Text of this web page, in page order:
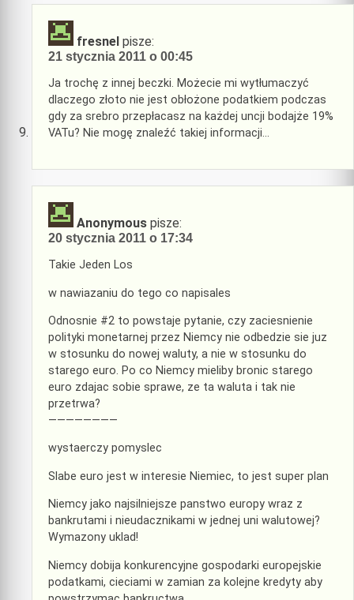
fresnel pisze:
21 stycznia 2011 o 00:45
Ja trochę z innej beczki. Możecie mi wytłumaczyć
dlaczego złoto nie jest obłożone podatkiem podczas
gdy za srebro przepłacasz na każdej uncji bodajże 19%
VATu? Nie mogę znaleźć takiej informacji…
Anonymous pisze:
20 stycznia 2011 o 17:34
Takie Jeden Los
w nawiazaniu do tego co napisales
Odnosnie #2 to powstaje pytanie, czy zaciesnienie
polityki monetarnej przez Niemcy nie odbedzie sie juz
w stosunku do nowej waluty, a nie w stosunku do
starego euro. Po co Niemcy mieliby bronic starego
euro zdajac sobie sprawe, ze ta waluta i tak nie
przetrwa?
————————
wystaerczy pomyslec
Slabe euro jest w interesie Niemiec, to jest super plan
Niemcy jako najsilniejsze panstwo europy wraz z
bankrutami i nieudacznikami w jednej uni walutowej?
Wymazony uklad!
Niemcy dobija konkurencyjne gospodarki europejskie
podatkami, cieciami w zamian za kolejne kredyty aby